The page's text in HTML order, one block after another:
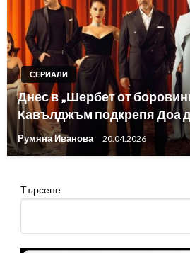
СЕРИАЛИ
Днес в „Шербет от
Кавълджъм подкрепя Доа
Румяна Иванова 20.04.2026
Търсене